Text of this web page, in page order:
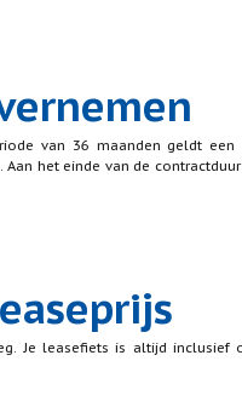
van 36 maanden geldt
Aan het einde van de
Je leasefiets is altijd inclusief